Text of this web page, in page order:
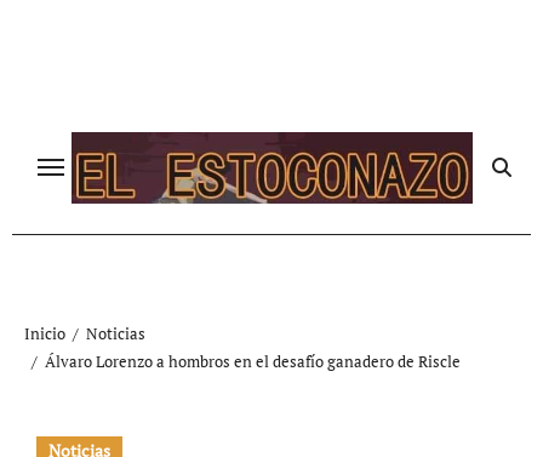
Inicio
Noticias
Álvaro Lorenzo a hombros en el desafío ganadero de Riscle
Noticias